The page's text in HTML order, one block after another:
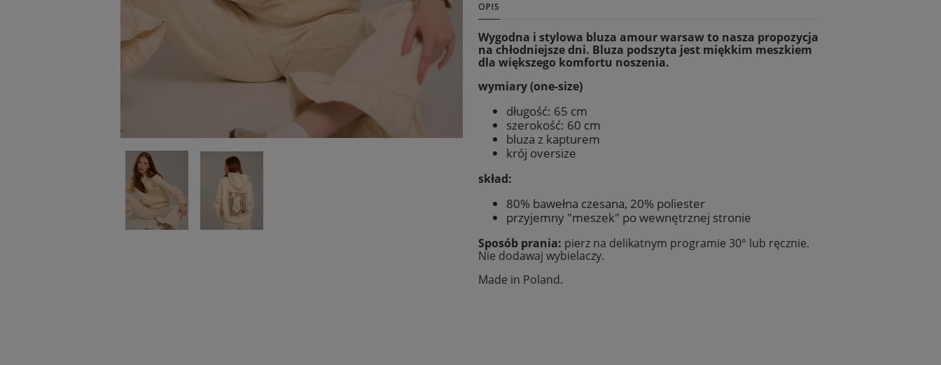
OPIS
Wygodna i stylowa bluza amour warsaw to nasza propozycja
na chłodniejsze dni. Bluza podszyta jest miękkim meszkiem
dla większego komfortu noszenia.
wymiary (one-size)
długość: 65 cm
szerokość: 60 cm
bluza z kapturem
krój oversize
skład:
80% bawełna czesana, 20% poliester
przyjemny "meszek" po wewnętrznej stronie
Sposób prania: pierz na delikatnym programie 30° lub ręcznie.
Nie dodawaj wybielaczy.
Made in Poland.